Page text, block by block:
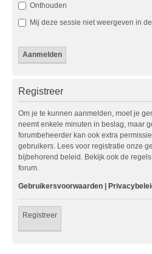
Onthouden
Mij deze sessie niet weergeven in
Registreer
Om je te kunnen aanmelden, moet je
neemt enkele minuten in beslag, maar
forumbeheerder kan ook extra
gebruikers. Lees voor registratie onze
bijbehorend beleid. Bekijk ook de
forum.
Gebruikersvoorwaarden |
Registreer